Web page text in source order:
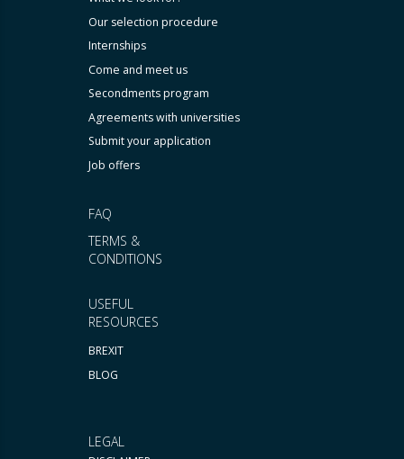
USEFUL
RESOURCES
BREXIT
BLOG
FAQ
TERMS &
CONDITIONS
Our selection procedure
Internships
Come and meet us
Secondments program
Agreements with universities
Submit your application
Job offers
LEGAL